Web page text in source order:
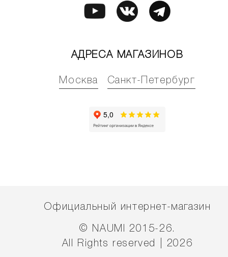
АДРЕСА МАГАЗИНОВ
Москва Санкт-Петербург
Официальный интернет-магазин
© NAUMI 2015-26.
All Rights reserved | 2026